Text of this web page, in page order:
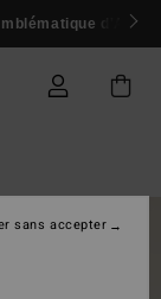
d'Andy
sans accepter